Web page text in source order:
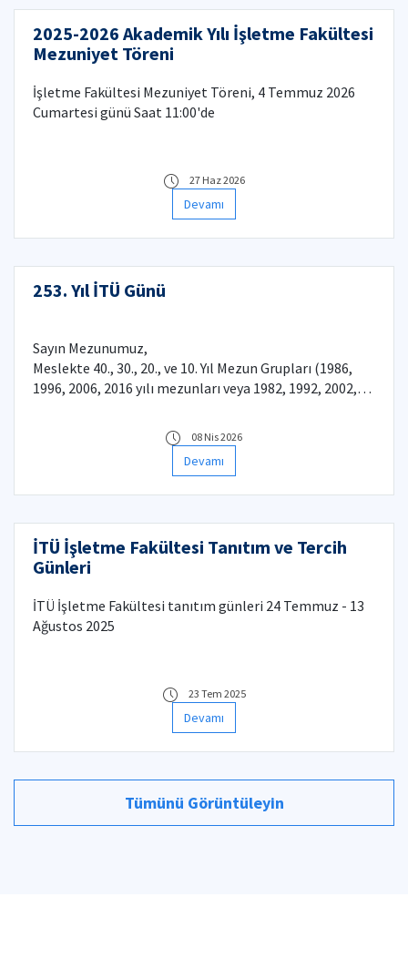
ailelerine ve misafirlerimize teşekkür eder;
mezunlarımıza yeni hayatlarında başarılar dileriz.
2025-2026 Akademik Yılı İşletme Fakültesi
Mezuniyet Töreni
İşletme Fakültesi Mezuniyet Töreni, 4 Temmuz 2026
Cumartesi günü Saat 11:00'de
27 Haz 2026
Devamı
253. Yıl İTÜ Günü
Sayın Mezunumuz,
Meslekte 40., 30., 20., ve 10. Yıl Mezun Grupları (1986,
1996, 2006, 2016 yılı mezunları veya 1982, 1992, 2002,
törende aramızda görmekten mutluluk duyarız
08 Nis 2026
Devamı
İTÜ İşletme Fakültesi Tanıtım ve Tercih
Günleri
İTÜ İşletme Fakültesi tanıtım günleri 24 Temmuz - 13
Ağustos 2025
23 Tem 2025
Devamı
Tümünü Görüntüleyin